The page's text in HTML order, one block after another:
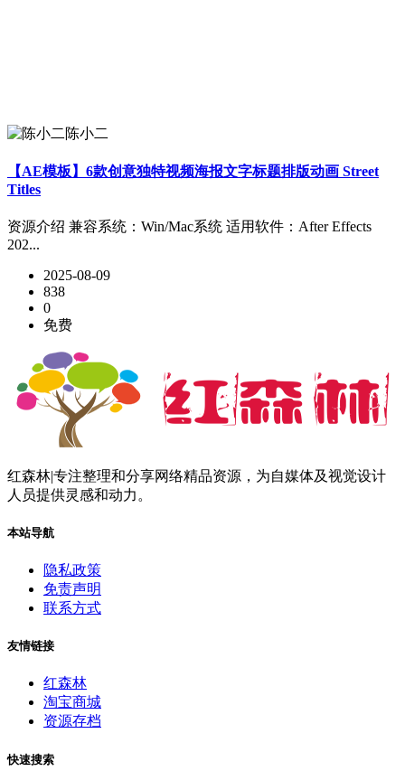
陈小二
【AE模板】6款创意独特视频海报文字标题排版动画 Street
Titles
资源介绍 兼容系统：Win/Mac系统 适用软件：After Effects
202...
2025-08-09
838
0
免费
红森林|专注整理和分享网络精品资源，为自媒体及视觉设计
人员提供灵感和动力。
本站导航
隐私政策
免责声明
联系方式
友情链接
红森林
淘宝商城
资源存档
快速搜索